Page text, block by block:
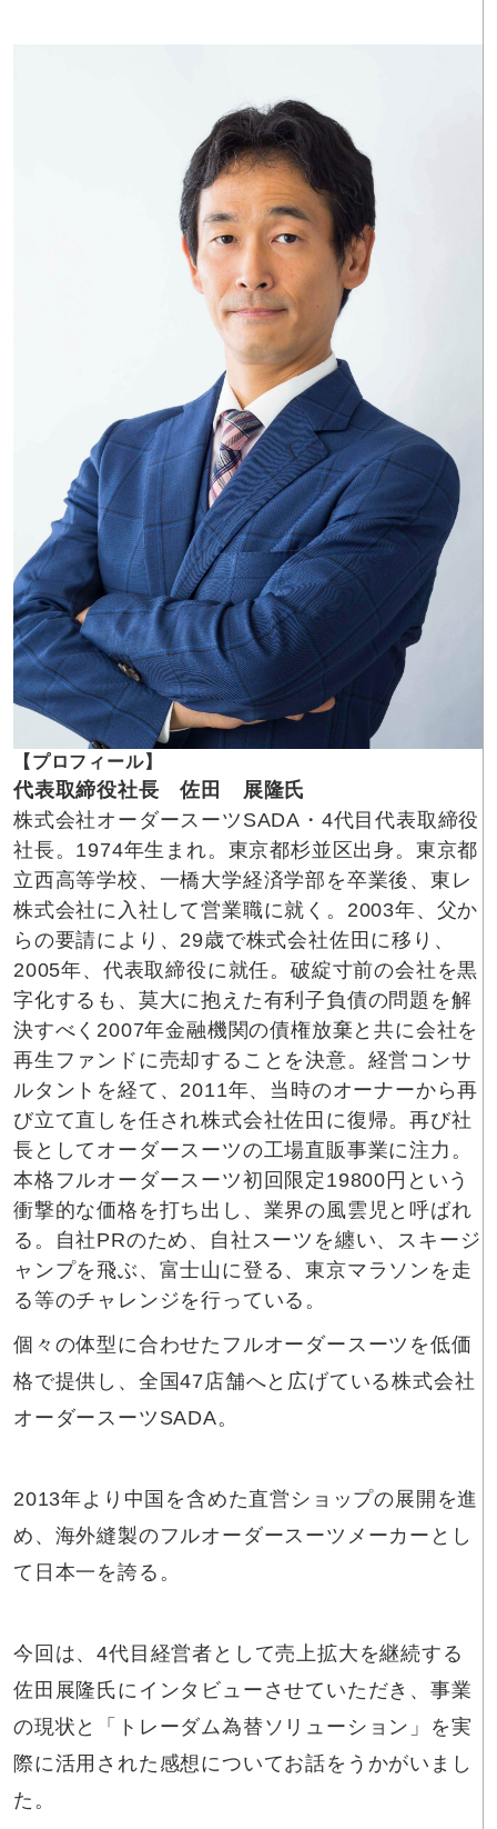
【プロフィール】
代表取締役社長 佐田 展隆氏
株式会社オーダースーツSADA・4代目代表取締役
社長。1974年生まれ。東京都杉並区出身。東京都
立西高等学校、一橋大学経済学部を卒業後、東レ
株式会社に入社して営業職に就く。2003年、父か
らの要請により、29歳で株式会社佐田に移り、
2005年、代表取締役に就任。破綻寸前の会社を黒
字化するも、莫大に抱えた有利子負債の問題を解
決すべく2007年金融機関の債権放棄と共に会社を
再生ファンドに売却することを決意。経営コンサ
ルタントを経て、2011年、当時のオーナーから再
び立て直しを任され株式会社佐田に復帰。再び社
長としてオーダースーツの工場直販事業に注力。
本格フルオーダースーツ初回限定19800円という
衝撃的な価格を打ち出し、業界の風雲児と呼ばれ
る。自社PRのため、自社スーツを纏い、スキージ
ャンプを飛ぶ、富士山に登る、東京マラソンを走
る等のチャレンジを行っている。
個々の体型に合わせたフルオーダースーツを低価
格で提供し、全国47店舗へと広げている株式会社
オーダースーツSADA。
2013年より中国を含めた直営ショップの展開を進
め、海外縫製のフルオーダースーツメーカーとし
て日本一を誇る。
今回は、4代目経営者として売上拡大を継続する
佐田展隆氏にインタビューさせていただき、事業
の現状と「トレーダム為替ソリューション」を実
際に活用された感想についてお話をうかがいまし
た。